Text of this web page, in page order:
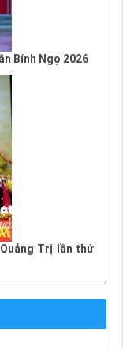
Bính Ngọ 2026
Trị lần thứ